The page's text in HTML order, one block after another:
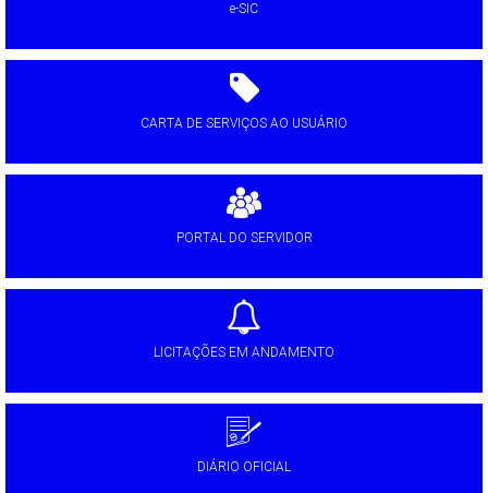
e-SIC
CARTA DE SERVIÇOS AO USUÁRIO
PORTAL DO SERVIDOR
LICITAÇÕES EM ANDAMENTO
DIÁRIO OFICIAL